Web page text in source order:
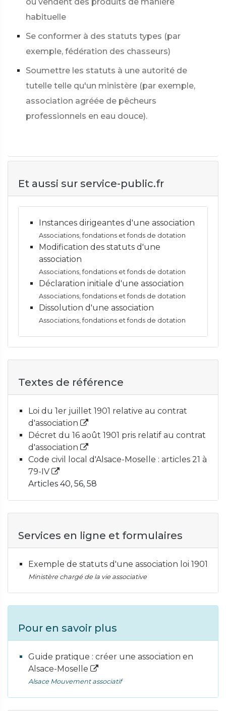
habituelle
Se conformer à des statuts types (par
exemple, fédération des chasseurs)
Soumettre les statuts à une autorité de
tutelle telle qu'un ministère (par exemple,
association agréée de pêcheurs
professionnels en eau douce).
Et aussi sur service-public.fr
Instances dirigeantes d'une association
Associations, fondations et fonds de dotation
Modification des statuts d'une
association
Associations, fondations et fonds de dotation
Déclaration initiale d'une association
Associations, fondations et fonds de dotation
Dissolution d'une association
Associations, fondations et fonds de dotation
Textes de référence
Loi du 1er juillet 1901 relative au contrat
d'association
Décret du 16 août 1901 pris relatif au contrat
d'association
Code civil local d'Alsace-Moselle : articles 21 à
79-IV
Articles 40, 56, 58
Services en ligne et formulaires
Exemple de statuts d'une association loi 1901
Ministère chargé de la vie associative
Pour en savoir plus
Guide pratique : créer une association en
Alsace-Moselle
Alsace Mouvement associatif